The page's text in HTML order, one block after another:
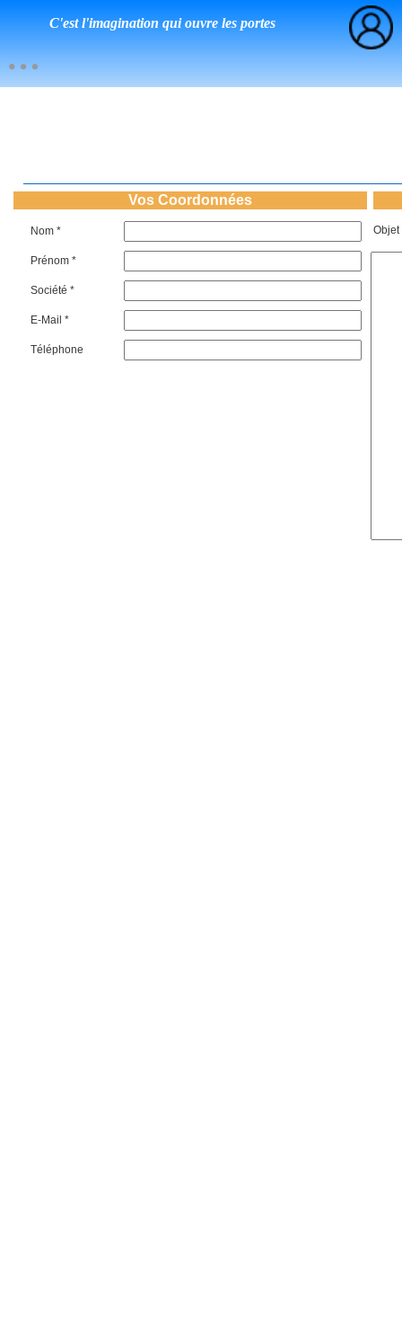
C'est l'imagination qui ouvre les portes
E-Mail *
Téléphone
Société *
Nom *
Prénom *
Objet
Vos Coordonnées